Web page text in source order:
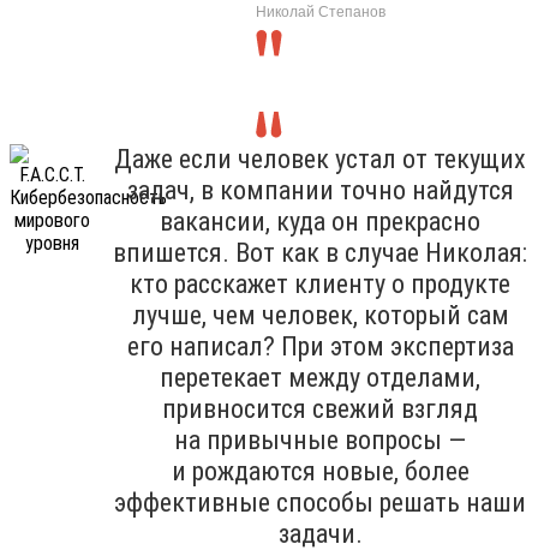
Николай Степанов
Даже если человек устал от текущих
задач, в компании точно найдутся
вакансии, куда он прекрасно
впишется. Вот как в случае Николая:
кто расскажет клиенту о продукте
лучше, чем человек, который сам
его написал? При этом экспертиза
перетекает между отделами,
привносится свежий взгляд
на привычные вопросы —
и рождаются новые, более
эффективные способы решать наши
задачи.